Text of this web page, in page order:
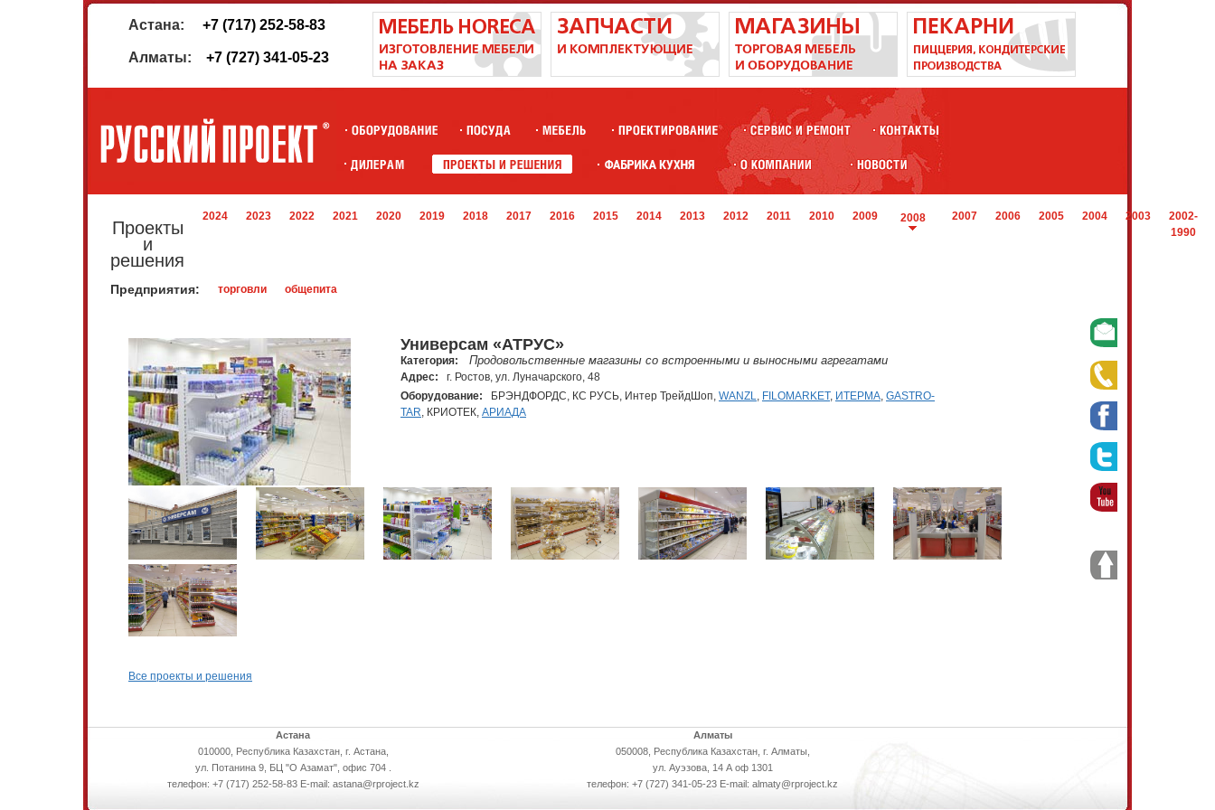
Астана: +7 (717) 252-58-83
Алматы: +7 (727) 341-05-23
Проекты
и
решения
2024 2023 2022 2021 2020 2019 2018 2017 2016 2015 2014 2013 2012 2011 2010 2009 2008 2007 2006 2005 2004 2003
2002-
1990
Предприятия: торговли общепита
Универсам «АТРУС»
Категория: Продовольственные магазины со встроенными и выносными агрегатами
Адрес:
г. Ростов, ул. Луначарского, 48
Оборудование: БРЭНДФОРДС, КС РУСЬ, Интер ТрейдШоп, WANZL, FILOMARKET, ИТЕРМА, GASTRO-
TAR, КРИОТЕК, АРИАДА
Все проекты и решения
Астана
010000, Республика Казахстан, г. Астана,
ул. Потанина 9, БЦ "О Азамат", офис 704 .
телефон: +7 (717) 252-58-83 E-mail: astana@rproject.kz
Алматы
050008, Республика Казахстан, г. Алматы,
ул. Ауэзова, 14 А оф 1301
телефон: +7 (727) 341-05-23 E-mail: almaty@rproject.kz